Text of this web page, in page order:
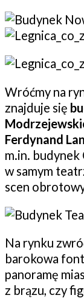
Wróćmy na
znajduje się
Ferdynand
m.in. budynek
w samym
scen
Na rynku
barokowa
panoramę
z brązu, czy